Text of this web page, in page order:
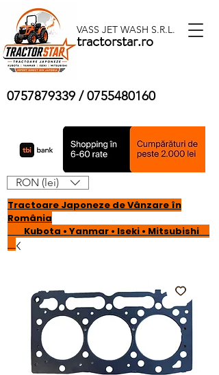
VASS JET WASH S.R.L.
tractorstar.ro
0757879339 /0755480160
Tractoare Japoneze de Vânzare în
România
Kubota • Yanmar • Iseki • Mitsubishi
Bejelentkezés / Regisztráció
RON (lei)